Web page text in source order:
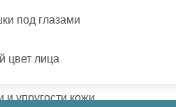
под глазами
цвет лица
и упругости кожи